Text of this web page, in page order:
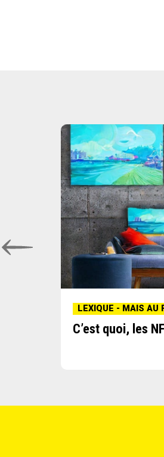
LEXIQUE - MAIS AU
C’est quoi, les